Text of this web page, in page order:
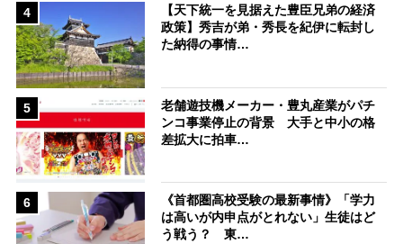
4
【天下統一を見据えた豊臣兄弟の経済
政策】秀吉が弟・秀長を紀伊に転封し
た納得の事情…
5
老舗遊技機メーカー・豊丸産業がパチ
ンコ事業停止の背景 大手と中小の格
差拡大に拍車…
6
《首都圏高校受験の最新事情》「学力
は高いが内申点がとれない」生徒はど
う戦う？ 東…